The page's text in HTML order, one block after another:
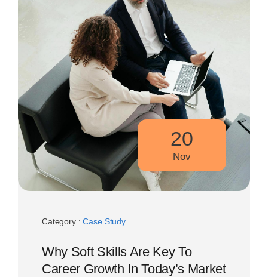
20
Nov
Category :Case Study
Why Soft Skills Are Key To
Career Growth In Today’s Market